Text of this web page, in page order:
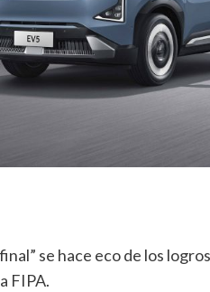
se hace eco de los
FIPA.